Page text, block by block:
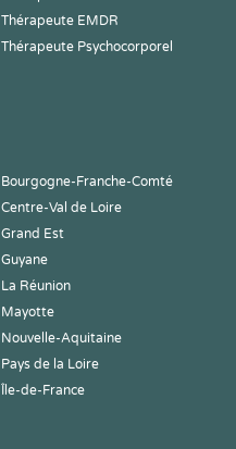
Thérapeute EMDR
Thérapeute Psychocorporel
Bourgogne-Franche-Comté
Centre-Val de Loire
Grand Est
Guyane
La Réunion
Mayotte
Nouvelle-Aquitaine
Pays de la Loire
Île-de-France